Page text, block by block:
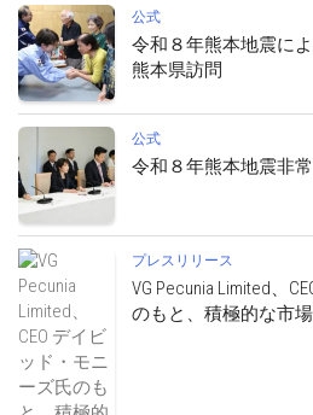
公式
令和８年熊本地震に
熊本県訪問
公式
令和８年熊本地震非
プレスリリース
VG Pecunia Limited、
のもと、積極的な市